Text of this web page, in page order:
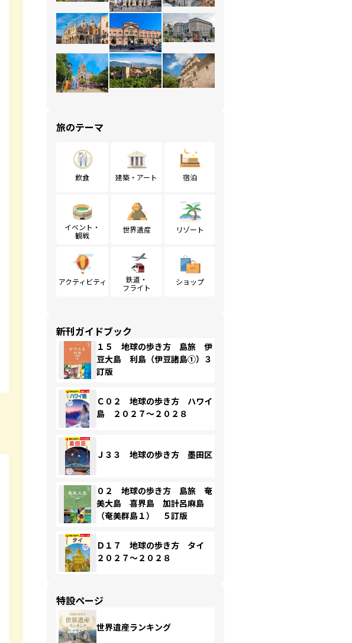
旅のテーマ
飲食 建築・アート 宿泊
イベント・
観戦
世界遺産 リゾート
アクティビティ
鉄道・
フライト
ショップ
新刊ガイドブック
１５ 地球の歩き方 島旅 伊
豆大島 利島（伊豆諸島①）３
訂版
Ｃ０２ 地球の歩き方 ハワイ
島 ２０２７～２０２８
Ｊ３３ 地球の歩き方 墨田区
０２ 地球の歩き方 島旅 奄
美大島 喜界島 加計呂麻島
（奄美群島１） ５訂版
Ｄ１７ 地球の歩き方 タイ
２０２７～２０２８
特設ページ
世界遺産ランキング